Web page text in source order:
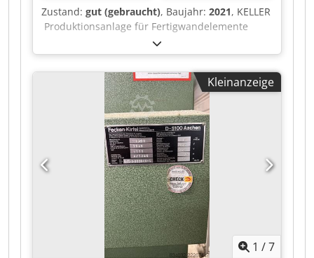
Zustand: gut (gebraucht), Baujahr: 2021, KELLER
Produktionsanlage für Fertigwandelemente
Vollautomatische Produktionsanlage zur
Herstellung von Fertigwandelementen aus
Leichtbetonsteinen. Baujahr 2021
Dkodpfjziwplex Adrer Anlage bestehend aus:
Entpacker und Steinbeschicker Lagenbildung mit
Seitenschiebern Mörtelmischer und
Auftragsystem Speicher- und Pufferzone der
fertigen Wandelemente Endkontrolle und
Palettierung der Fertigbauteile Steinmaße 15 -
36,5 cm Output ca. 400 - 480 qm / 8h Wandlänge
max. 6,5 m / min. 1,5 m Wandhöhe max. 3,5 m /
min. 4 Steine Anlage ist sofort verfügbar.
Standort Deutschland.
Kleinanzeige
1 /7